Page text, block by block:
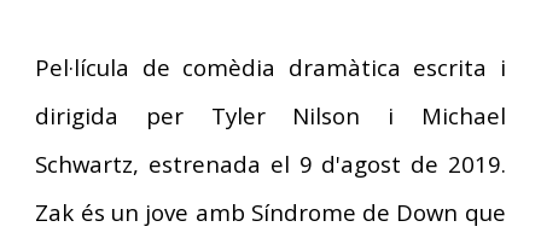
Pel·lícula de comèdia dramàtica escrita i
dirigida per Tyler Nilson i Michael
Schwartz, estrenada el 9 d'agost de 2019.
Zak és un jove amb Síndrome de Down que